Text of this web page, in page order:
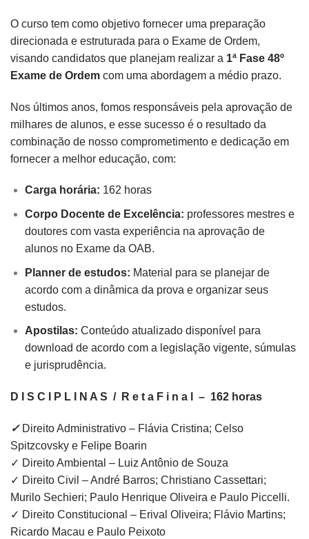
O curso tem como objetivo fornecer uma preparação
direcionada e estruturada para o Exame de Ordem,
visando candidatos que planejam realizar a 1ª Fase 48º
Exame de Ordem com uma abordagem a médio prazo.
Nos últimos anos, fomos responsáveis pela aprovação de
milhares de alunos, e esse sucesso é o resultado da
combinação de nosso comprometimento e dedicação em
fornecer a melhor educação, com:
Carga horária: 162 horas
Corpo Docente de Excelência: professores mestres e
doutores com vasta experiência na aprovação de
alunos no Exame da OAB.
Planner de estudos: Material para se planejar de
acordo com a dinâmica da prova e organizar seus
estudos.
Apostilas: Conteúdo atualizado disponível para
download de acordo com a legislação vigente, súmulas
e jurisprudência.
D I S C I P L I N A S / R e t a F i n a l – 162 horas
✓Direito Administrativo – Flávia Cristina; Celso
Spitzcovsky e Felipe Boarin
✓ Direito Ambiental – Luiz Antônio de Souza
✓ Direito Civil – André Barros; Christiano Cassettari;
Murilo Sechieri; Paulo Henrique Oliveira e Paulo Piccelli.
✓ Direito Constitucional – Erival Oliveira; Flávio Martins;
Ricardo Macau e Paulo Peixoto